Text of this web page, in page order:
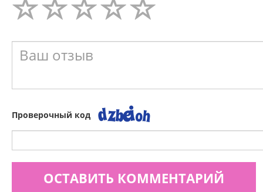
Проверочный код
ОСТАВИТЬ КОММЕНТАРИЙ